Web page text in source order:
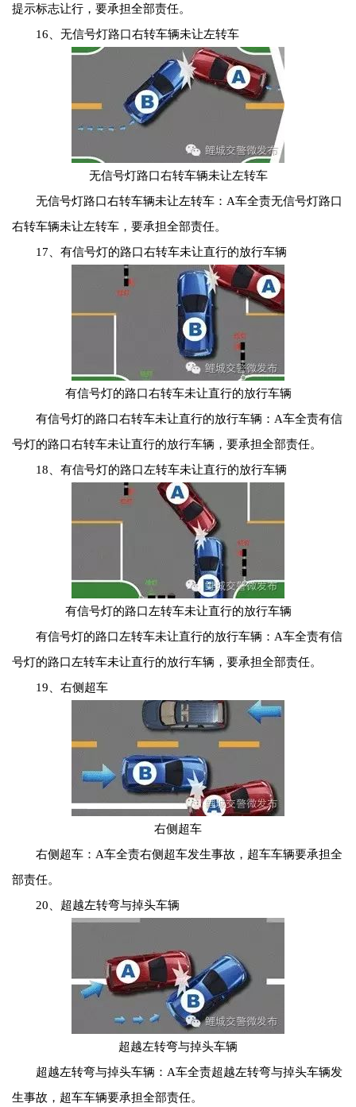
提示标志让行，要承担全部责任。
16、无信号灯路口右转车辆未让左转车
无信号灯路口右转车辆未让左转车
无信号灯路口右转车辆未让左转车：A车全责无信号灯路口
右转车辆未让左转车，要承担全部责任。
17、有信号灯的路口右转车未让直行的放行车辆
有信号灯的路口右转车未让直行的放行车辆
有信号灯的路口右转车未让直行的放行车辆：A车全责有信
号灯的路口右转车未让直行的放行车辆，要承担全部责任。
18、有信号灯的路口左转车未让直行的放行车辆
有信号灯的路口左转车未让直行的放行车辆
有信号灯的路口左转车未让直行的放行车辆：A车全责有信
号灯的路口左转车未让直行的放行车辆，要承担全部责任。
19、右侧超车
右侧超车
右侧超车：A车全责右侧超车发生事故，超车车辆要承担全
部责任。
20、超越左转弯与掉头车辆
超越左转弯与掉头车辆
超越左转弯与掉头车辆：A车全责超越左转弯与掉头车辆发
生事故，超车车辆要承担全部责任。